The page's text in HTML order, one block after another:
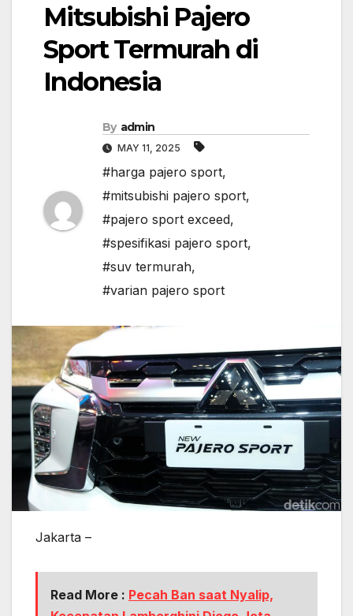
Mitsubishi Pajero
Sport Termurah di
Indonesia
By admin
MAY 11, 2025
#harga pajero sport,
#mitsubishi pajero sport,
#pajero sport exceed,
#spesifikasi pajero sport,
#suv termurah,
#varian pajero sport
Jakarta –
Read More : Pecah Ban saat Nyalip,